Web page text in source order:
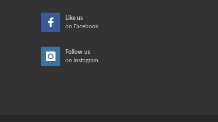
Like us
on Facebook
Follow us
on Instagram